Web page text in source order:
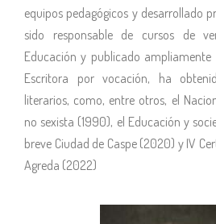
equipos pedagógicos y desarrollado
sido responsable de cursos de
Educación y publicado
Escritora por vocación, ha
literarios, como, entre otros, el
no sexista (1990), el Educación y
breve Ciudad de Caspe (2020) y IV
Agreda (2022)